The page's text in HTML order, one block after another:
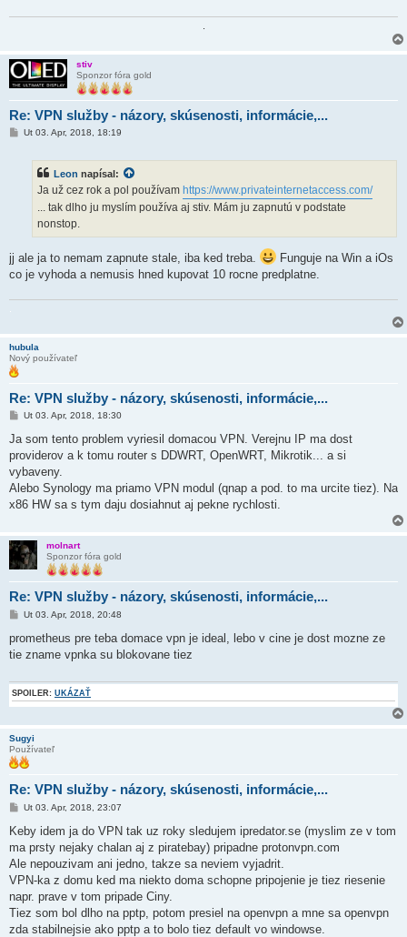
stiv
Sponzor fóra gold
Re: VPN služby - názory, skúsenosti, informácie,...
PUt 03. Apr, 2018, 18:19
Leon napísal:
Ja už cez rok a pol používam https://www.privateinternetaccess.com/
... tak dlho ju myslím používa aj stiv. Mám ju zapnutú v podstate
nonstop.
jj ale ja to nemam zapnute stale, iba ked treba.
Funguje na Win a iOs
co je vyhoda a nemusis hned kupovat 10 rocne predplatne.
hubula
Nový používateľ
Re: VPN služby - názory, skúsenosti, informácie,...
P
í
p
e
o
k
Ut 03. Apr, 2018, 18:30
Ja som tento problem vyriesil domacou VPN. Verejnu IP ma dost
providerov a k tomu router s DDWRT, OpenWRT, Mikrotik... a si
vybaveny.
Alebo Synology ma priamo VPN modul (qnap a pod. to ma urcite tiez). Na
x86 HW sa s tym daju dosiahnut aj pekne rychlosti.
molnart
Sponzor fóra gold
Re: VPN služby - názory, skúsenosti, informácie,...
P
í
p
o
k
Ut 03. Apr, 2018, 20:48
prometheus pre teba domace vpn je ideal, lebo v cine je dost mozne ze
tie zname vpnka su blokovane tiez
SPOILER: UKÁZAŤ
Sugyi
Používateľ
Re: VPN služby - názory, skúsenosti, informácie,...
P
í
p
e
o
k
Ut 03. Apr, 2018, 23:07
Keby idem ja do VPN tak uz roky sledujem ipredator.se (myslim ze v tom
ma prsty nejaky chalan aj z piratebay) pripadne protonvpn.com
Ale nepouzivam ani jedno, takze sa neviem vyjadrit.
VPN-ka z domu ked ma niekto doma schopne pripojenie je tiez riesenie
napr. prave v tom pripade Ciny.
Tiez som bol dlho na pptp, potom presiel na openvpn a mne sa openvpn
zda stabilnejsie ako pptp a to bolo tiez default vo windowse.